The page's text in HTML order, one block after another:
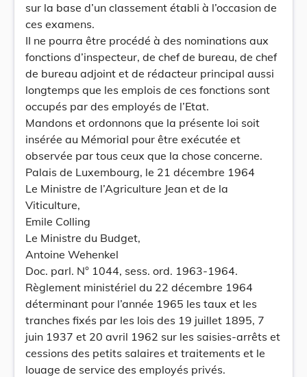
sur la base d’un classement établi à l’occasion de
ces examens.
II ne pourra être procédé à des nominations aux
fonctions d’inspecteur, de chef de bureau, de chef
de bureau adjoint et de rédacteur principal aussi
longtemps que les emplois de ces fonctions sont
occupés par des employés de l’Etat.
Mandons et ordonnons que la présente loi soit
insérée au Mémorial pour être exécutée et
observée par tous ceux que la chose concerne.
Palais de Luxembourg, le 21 décembre 1964
Le Ministre de l’Agriculture Jean et de la
Viticulture,
Emile Colling
Le Ministre du Budget,
Antoine Wehenkel
Doc. parl. N° 1044, sess. ord. 1963-1964.
Règlement ministériel du 22 décembre 1964
déterminant pour l’année 1965 les taux et les
tranches fixés par les lois des 19 juillet 1895, 7
juin 1937 et 20 avril 1962 sur les saisies-arrêts et
cessions des petits salaires et traitements et le
louage de service des employés privés.